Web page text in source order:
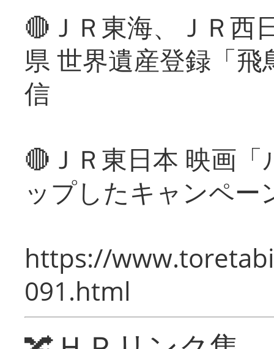
🔴ＪＲ東海、ＪＲ西
県 世界遺産登録「
信
🔴ＪＲ東日本 映画
ップしたキャンペー
https://
091.html